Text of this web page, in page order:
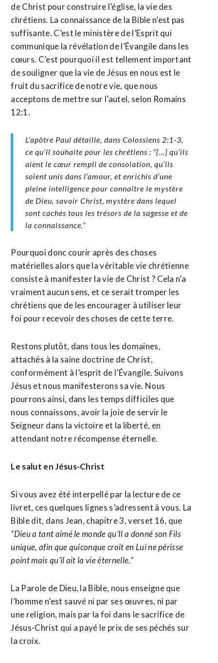
de Christ pour construire l’église, la vie des
chrétiens. La connaissance de la Bible n’est pas
suffisante. C’est le ministère de l’Esprit qui
communique la révélation de l’Évangile dans les
cœurs. C’est pourquoi il est tellement important
de souligner que la vie de Jésus en nous est le
fruit du sacrifice de notre vie, que nous
acceptons de mettre sur l’autel, selon Romains
12:1.
L’apôtre Paul détaille, dans Colossiens 2:1-3,
ce qu’il souhaite pour les chrétiens : “[…] qu’ils
aient le cœur rempli de consolation, qu’ils
soient unis dans l’amour, et enrichis d’une
pleine intelligence pour connaître le mystère
de Dieu, savoir Christ, mystère dans lequel
sont cachés tous les trésors de la sagesse et de
la connaissance.”
Pourquoi donc courir après des choses
matérielles alors que la véritable vie chrétienne
consiste à manifester la vie de Christ ? Cela n’a
vraiment aucun sens, et ce serait tromper les
chrétiens que de les encourager à utiliser leur
foi pour recevoir des choses de cette terre.
Restons plutôt, dans tous les domaines,
attachés à la saine doctrine de Christ,
conformément à l’esprit de l’Évangile. Suivons
Jésus et nous manifesterons sa vie. Nous
pourrons ainsi, dans les temps difficiles que
nous connaissons, avoir la joie de servir le
Seigneur dans la victoire et la liberté, en
attendant notre récompense éternelle.
Le salut en Jésus-Christ
Si vous avez été interpellé par la lecture de ce
livret, ces quelques lignes s’adressent à vous. La
Bible dit, dans Jean, chapitre 3, verset 16, que
“Dieu a tant aimé le monde qu’Il a donné son Fils
unique, afin que quiconque croit en Lui ne périsse
point mais qu’il ait la vie éternelle.”
La Parole de Dieu, la Bible, nous enseigne que
l’homme n’est sauvé ni par ses œuvres, ni par
une religion, mais par la foi dans le sacrifice de
Jésus-Christ qui a payé le prix de ses péchés sur
la croix.